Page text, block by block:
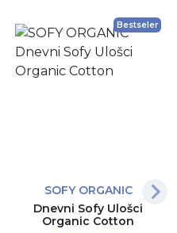
Bestseler
SOFY ORGANIC
Dnevni Sofy Ulošci
Organic Cotton